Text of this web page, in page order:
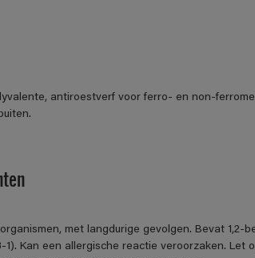
antiroestverf voor ferro- en non-
met langdurige gevolgen. Bevat 1,2-
Kan een allergische reactie veroorzaken. Let